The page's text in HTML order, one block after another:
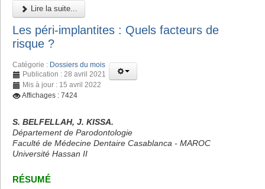
Lire la suite...
Les péri-implantites : Quels facteurs de
risque ?
Catégorie : Dossiers du mois
Publication : 28 avril 2021
Mis à jour : 15 avril 2022
Affichages : 7424
S. BELFELLAH, J. KISSA.
Département de Parodontologie
Faculté de Médecine Dentaire Casablanca - MAROC
Université Hassan II
RÉSUMÉ